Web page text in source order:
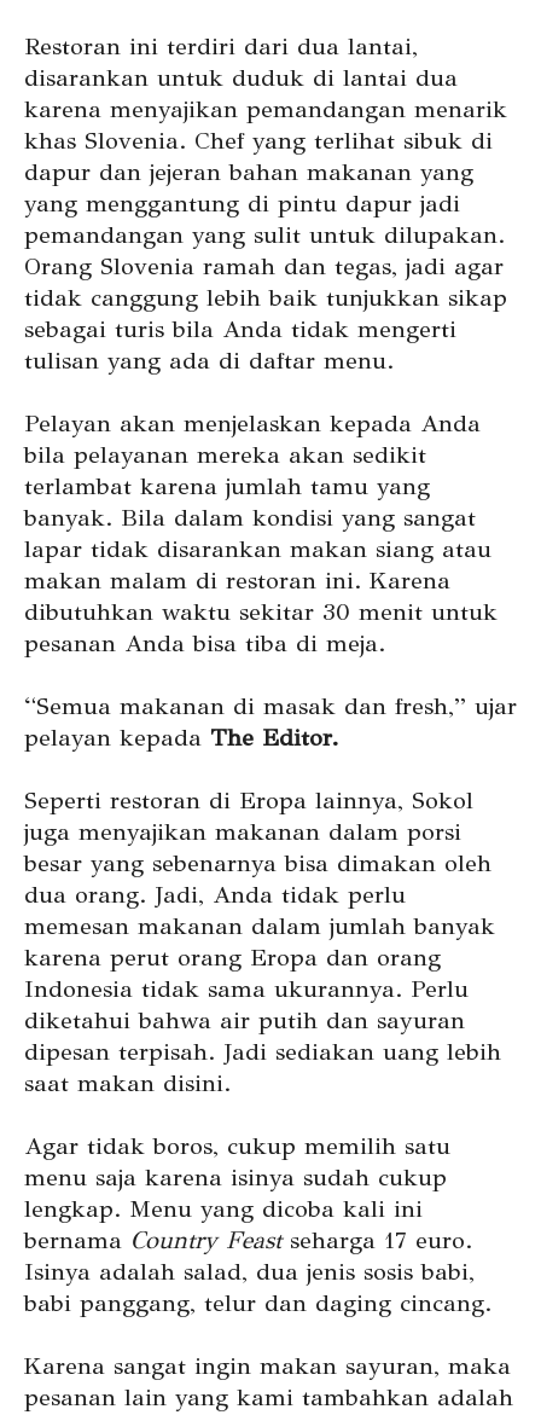
Restoran ini terdiri dari dua lantai,
disarankan untuk duduk di lantai dua
karena menyajikan pemandangan menarik
khas Slovenia. Chef yang terlihat sibuk di
dapur dan jejeran bahan makanan yang
yang menggantung di pintu dapur jadi
pemandangan yang sulit untuk dilupakan.
Orang Slovenia ramah dan tegas, jadi agar
tidak canggung lebih baik tunjukkan sikap
sebagai turis bila Anda tidak mengerti
tulisan yang ada di daftar menu.
Pelayan akan menjelaskan kepada Anda
bila pelayanan mereka akan sedikit
terlambat karena jumlah tamu yang
banyak. Bila dalam kondisi yang sangat
lapar tidak disarankan makan siang atau
makan malam di restoran ini. Karena
dibutuhkan waktu sekitar 30 menit untuk
pesanan Anda bisa tiba di meja.
“Semua makanan di masak dan fresh,” ujar
pelayan kepada The Editor.
Seperti restoran di Eropa lainnya, Sokol
juga menyajikan makanan dalam porsi
besar yang sebenarnya bisa dimakan oleh
dua orang. Jadi, Anda tidak perlu
memesan makanan dalam jumlah banyak
karena perut orang Eropa dan orang
Indonesia tidak sama ukurannya. Perlu
diketahui bahwa air putih dan sayuran
dipesan terpisah. Jadi sediakan uang lebih
saat makan disini.
Agar tidak boros, cukup memilih satu
menu saja karena isinya sudah cukup
lengkap. Menu yang dicoba kali ini
bernama Country Feastseharga 17 euro.
Isinya adalah salad, dua jenis sosis babi,
babi panggang, telur dan daging cincang.
Karena sangat ingin makan sayuran, maka
pesanan lain yang kami tambahkan adalah